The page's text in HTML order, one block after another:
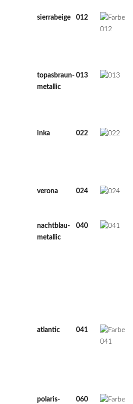
sierrabeige
012
topasbraun-
metallic
013
inka
022
verona
024
nachtblau-
metallic
040
atlantic
041
polaris-
060